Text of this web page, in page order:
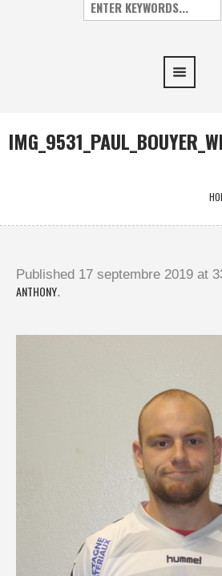
Published 17 septembre 2019 at
ANTHONY.